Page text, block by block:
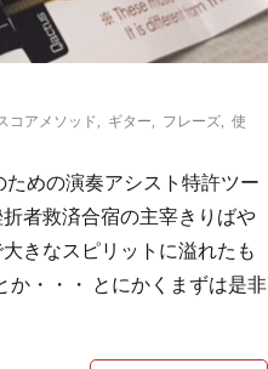
コアメソッド ギター フレーズ
使
めの演奏アシスト特許ツー
者救済合宿の主宰きりばや
きなスピリットに溢れたも
・・・ とにかくまずは是非